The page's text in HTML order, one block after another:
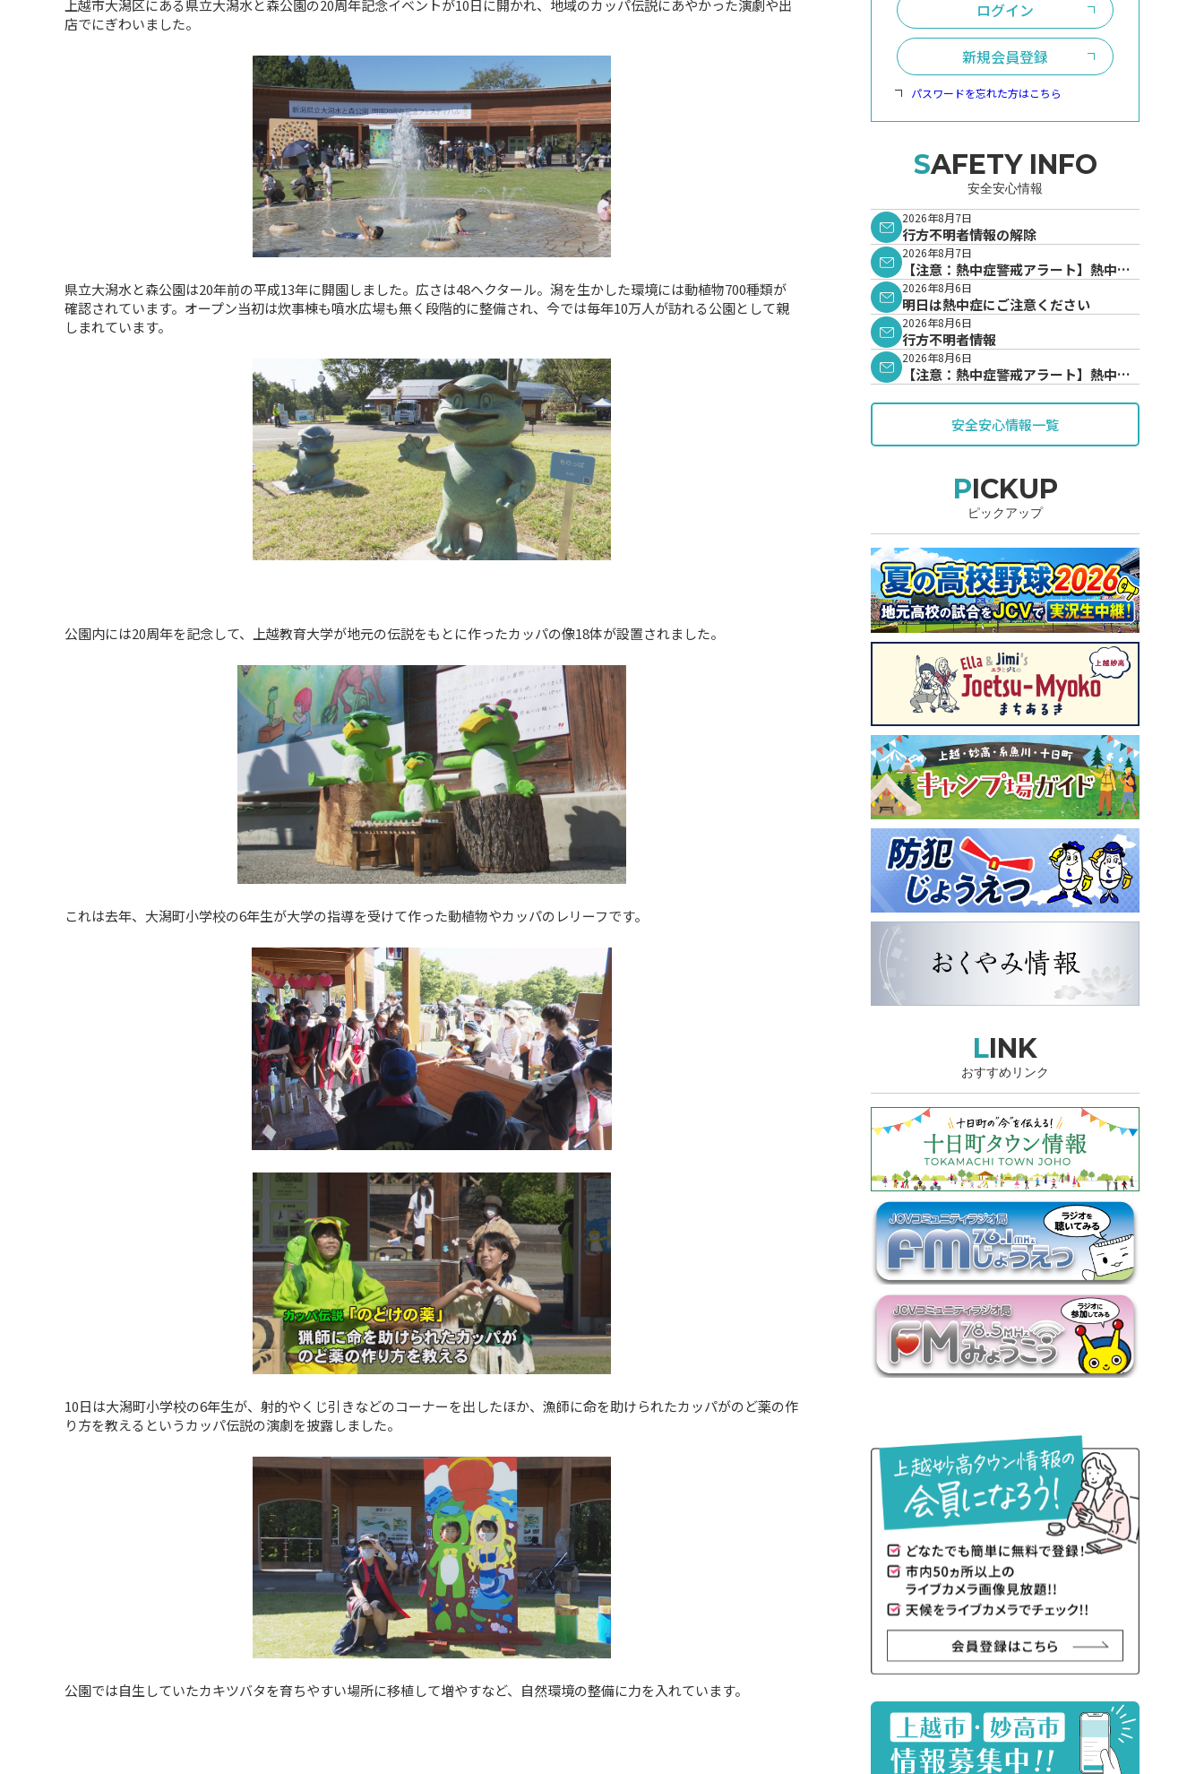
上越市大潟区にある県立大潟水と森公園の20周年記念イベントが10日に開かれ、地域のカッパ伝説にあやかった演劇や出
店でにぎわいました。
県立大潟水と森公園は20年前の平成13年に開園しました。広さは48ヘクタール。潟を生かした環境には動植物700種類が
確認されています。オープン当初は炊事棟も噴水広場も無く段階的に整備され、今では毎年10万人が訪れる公園として親
しまれています。
公園内には20周年を記念して、上越教育大学が地元の伝説をもとに作ったカッパの像18体が設置されました。
これは去年、大潟町小学校の6年生が大学の指導を受けて作った動植物やカッパのレリーフです。
10日は大潟町小学校の6年生が、射的やくじ引きなどのコーナーを出したほか、漁師に命を助けられたカッパがのど薬の作
り方を教えるというカッパ伝説の演劇を披露しました。
公園では自生していたカキツバタを育ちやすい場所に移植して増やすなど、自然環境の整備に力を入れています。
ログイン
新規会員登録
パスワードを忘れた方はこちら
SAFETY INFO
安全安心情報
2026年8月7日
行方不明者情報の解除
2026年8月7日
【注意：熱中症警戒アラート】熱中症
警戒アラートが発表されています。
2026年8月6日
明日は熱中症にご注意ください
2026年8月6日
行方不明者情報
2026年8月6日
【注意：熱中症警戒アラート】熱中症
安全安心情報一覧
PICKUP
ピックアップ
LINK
おすすめリンク